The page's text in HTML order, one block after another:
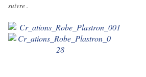
suivre .